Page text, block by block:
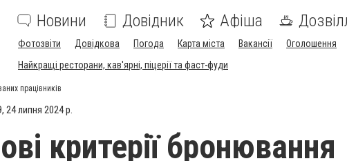
Новини Довідник Афіша
Фотозвіти Довідкова Погода Карта міста Вакансії Оголошення
Найкращі ресторани, кав'ярні, піцерії та фаст-фуди
працівників
24 липня 2024 р.
критерії бронювання